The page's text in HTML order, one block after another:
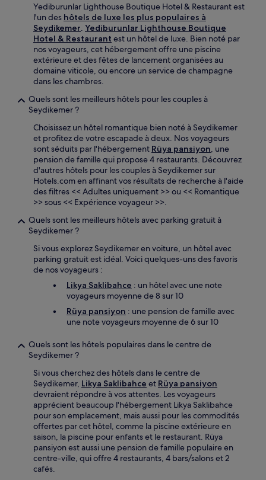
Yediburunlar Lighthouse Boutique Hotel & Restaurant est
l'un des hôtels de luxe les plus populaires à
Seydikemer. Yediburunlar Lighthouse Boutique
Hotel & Restaurant est un hôtel de luxe. Bien noté par
nos voyageurs, cet hébergement offre une piscine
extérieure et des fêtes de lancement organisées au
domaine viticole, ou encore un service de champagne
dans les chambres.
Quels sont les meilleurs hôtels pour les couples à
Seydikemer ?
Choisissez un hôtel romantique bien noté à Seydikemer
et profitez de votre escapade à deux. Nos voyageurs
sont séduits par l'hébergement Rüya pansiyon, une
pension de famille qui propose 4 restaurants. Découvrez
d'autres hôtels pour les couples à Seydikemer sur
Hotels.com en affinant vos résultats de recherche à l'aide
des filtres << Adultes uniquement >> ou << Romantique
>> sous << Expérience voyageur >>.
Quels sont les meilleurs hôtels avec parking gratuit à
Seydikemer ?
Si vous explorez Seydikemer en voiture, un hôtel avec
parking gratuit est idéal. Voici quelques-uns des favoris
de nos voyageurs :
Likya Saklibahce : un hôtel avec une note
voyageurs moyenne de 8 sur 10
Rüya pansiyon : une pension de famille avec
une note voyageurs moyenne de 6 sur 10
Quels sont les hôtels populaires dans le centre de
Seydikemer ?
Si vous cherchez des hôtels dans le centre de
Seydikemer, Likya Saklibahce et Rüya pansiyon
devraient répondre à vos attentes. Les voyageurs
apprécient beaucoup l'hébergement Likya Saklibahce
pour son emplacement, mais aussi pour les commodités
offertes par cet hôtel, comme la piscine extérieure en
saison, la piscine pour enfants et le restaurant. Rüya
pansiyon est aussi une pension de famille populaire en
centre-ville, qui offre 4 restaurants, 4 bars/salons et 2
cafés.